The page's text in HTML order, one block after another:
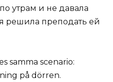
samma scenario:
på dörren.